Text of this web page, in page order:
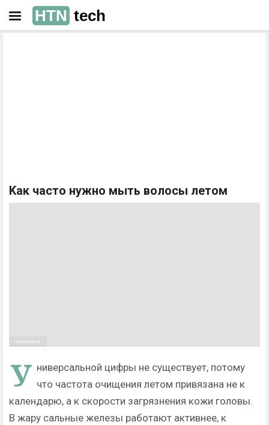
HTN tech
Kак часто нужно мыть волосы летом
shutterstock
У ниверсальной цифры не существует, потому
что частота очищения летом привязана не к
календарю, а к скорости загрязнения кожи головы.
В жару сальные железы работают активнее, к